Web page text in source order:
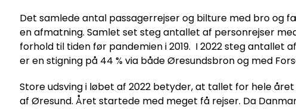
Det samlede antal passagerrejser og bilture med bro og
en afmatning. Samlet set steg antallet af personrejser
forhold til tiden før pandemien i 2019. I 2022 steg antallet
er en stigning på 44 % via både Øresundsbron og med
Store udsving i løbet af 2022 betyder, at tallet for hele
af Øresund. Året startede med meget få rejser. Da